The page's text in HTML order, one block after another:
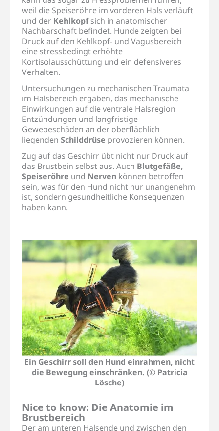
weil die Speiseröhre im vorderen Hals verläuft
und der Kehlkopfsich in anatomischer
Nachbarschaft befindet. Hunde zeigten bei
Druck auf den Kehlkopf- und Vagusbereich
eine stressbedingt erhöhte
Kortisolausschüttung und ein defensiveres
Verhalten.
Untersuchungen zu mechanischen Traumata
im Halsbereich ergaben, das mechanische
Einwirkungen auf die ventrale Halsregion
Entzündungen und langfristige
Gewebeschäden an der oberflächlich
liegenden Schilddrüse provozieren können.
Zug auf das Geschirr übt nicht nur Druck auf
das Brustbein selbst aus. Auch Blutgefäße,
Speiseröhre und Nerven können betroffen
sein, was für den Hund nicht nur unangenehm
ist, sondern gesundheitliche Konsequenzen
haben kann.
Ein Geschirr soll den Hund einrahmen, nicht
die Bewegung einschränken. (© Patricia
Lösche)
Nice to know: Die Anatomie im
Brustbereich
Der am unteren Halsende und zwischen den